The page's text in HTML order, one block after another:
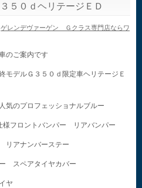
５０ｄヘリテージＥＤ
ゲレンデヴァーゲン Ｇクラス専門店ならワ
のご案内です
モデルＧ３５０ｄ限定車ヘリテージＥ
気のプロフェッショナルブルー
様フロントバンパー リアバンパー
リアナンバーステー
スペアタイヤカバー
ヤ